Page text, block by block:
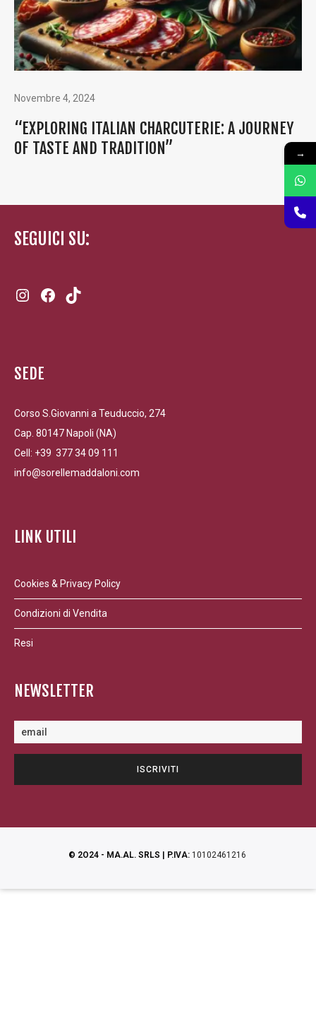
Novembre 4, 2024
“EXPLORING ITALIAN CHARCUTERIE: A JOURNEY
OF TASTE AND TRADITION”
SEGUICI SU:
Instagram
Facebook
SEDE
Corso S.Giovanni a Teuduccio, 274
Cap. 80147 Napoli (NA)
Cell: +39 377 34 09 111
info@sorellemaddaloni.com
LINK UTILI
Cookies & Privacy Policy
Condizioni di Vendita
Resi
NEWSLETTER
© 2O24 - MA.AL. SRLS | P.IVA: 10102461216
→